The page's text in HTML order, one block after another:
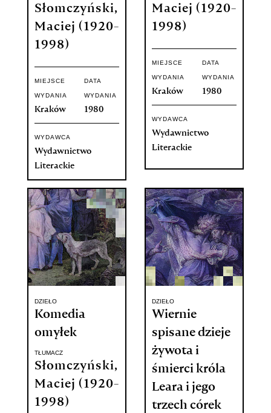
Słomczyński,
Maciej (1920-
1998)
MIEJSCE
WYDANIA
Kraków
DATA
WYDANIA
1980
WYDAWCA
Wydawnictwo
Literackie
Maciej (1920-
1998)
MIEJSCE
WYDANIA
Kraków
DATA
WYDANIA
1980
WYDAWCA
Wydawnictwo
Literackie
DZIEŁO
Komedia
omyłek
TŁUMACZ
Słomczyński,
Maciej (1920-
1998)
DZIEŁO
Wiernie
spisane dzieje
żywota i
śmierci króla
Leara i jego
trzech córek